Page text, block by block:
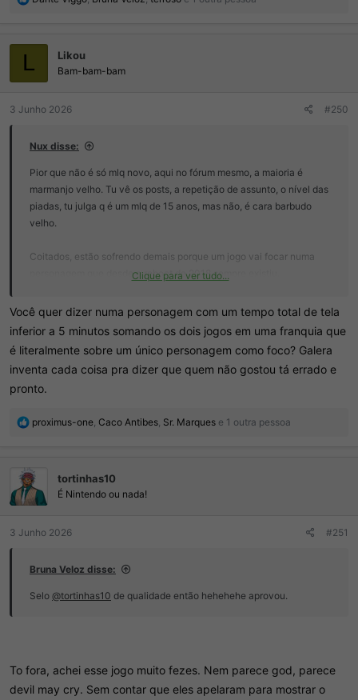
e
s
L Likou
Bam-bam-bam
3 Junho 2026 #250
Nux disse:
Pior que não é só mlq novo, aqui no fórum mesmo, a maioria é
marmanjo velho. Tu vê os posts, a repetição de assunto, o nível das
piadas, tu julga q é um mlq de 15 anos, mas não, é cara barbudo
velho.
Coitados, estão sofrendo demais porque um jogo vai focar numa
personagem que desde o reboot de 2018 sempre existiu.
Tadinhos, é dms pra eles.
Clique para ver tudo...
Você quer dizer numa personagem com um tempo total de tela
inferior a 5 minutos somando os dois jogos em uma franquia que
é literalmente sobre um único personagem como foco? Galera
inventa cada coisa pra dizer que quem não gostou tá errado e
pronto.
R
õ
e
s
proximus-one Caco Antibes Sr. Marques e 1 outra pessoa
tortinhas10
É Nintendo ou nada!
3 Junho 2026 #251
Bruna Veloz disse:
Selo @tortinhas10 de qualidade então hehehehe aprovou.
To fora, achei esse jogo muito fezes. Nem parece god, parece
devil may cry. Sem contar que eles apelaram para mostrar o